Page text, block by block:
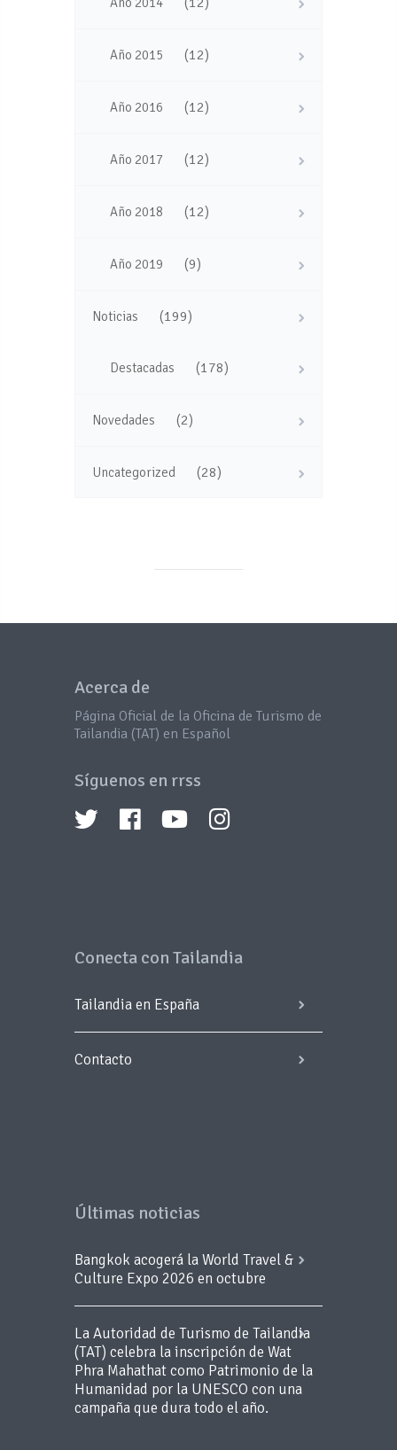
Año 2015 (12)
Año 2016 (12)
Año 2017 (12)
Año 2018 (12)
Año 2019 (9)
Noticias (199)
Destacadas (178)
Novedades (2)
Uncategorized (28)
Acerca de
Página Oficial de la Oficina de Turismo de
Tailandia (TAT) en Español
Síguenos en rrss
Conecta con Tailandia
Tailandia en España
Contacto
Últimas noticias
Bangkok acogerá la World Travel &
Culture Expo 2026 en octubre
La Autoridad de Turismo de Tailandia
(TAT) celebra la inscripción de Wat
Phra Mahathat como Patrimonio de la
Humanidad por la UNESCO con una
campaña que dura todo el año.